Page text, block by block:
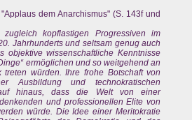
dem Anarchismus" (S. 143f und
zugleich kopflastigen Progressiven im
Jahrhunderts und seltsam genug auch
objektive wissenschaftliche Kenntnisse
ermöglichen und so weitgehend an
würden. Ihre frohe Botschaft von
Ausbildung und technokratischen
hinaus, dass die Welt von einer
und professionellen Elite von
würde. Die Idee einer Meritokratie